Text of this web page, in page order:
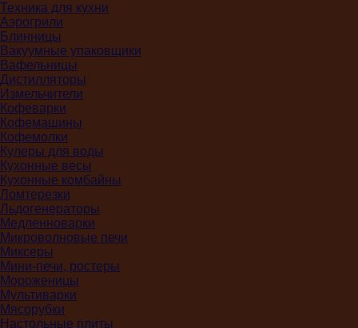
Техника для кухни
Аэрогрили
Блинницы
Вакуумные упаковщики
Вафельницы
Дистилляторы
Измельчители
Кофеварки
Кофемашины
Кофемолки
Кулеры для воды
Кухонные весы
Кухонные комбайны
Ломтерезки
Льдогенераторы
Медленноварки
Микроволновые печи
Миксеры
Мини-печи, ростеры
Мороженицы
Мультиварки
Мясорубки
Настольные плиты